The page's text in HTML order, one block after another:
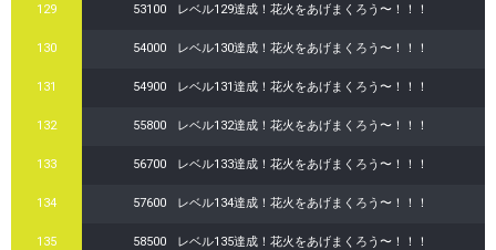
129 53100 レベル129達成！花火をあげまくろう〜！！！
130 54000 レベル130達成！花火をあげまくろう〜！！！
131 54900 レベル131達成！花火をあげまくろう〜！！！
132 55800 レベル132達成！花火をあげまくろう〜！！！
133 56700 レベル133達成！花火をあげまくろう〜！！！
134 57600 レベル134達成！花火をあげまくろう〜！！！
135 58500 レベル135達成！花火をあげまくろう〜！！！